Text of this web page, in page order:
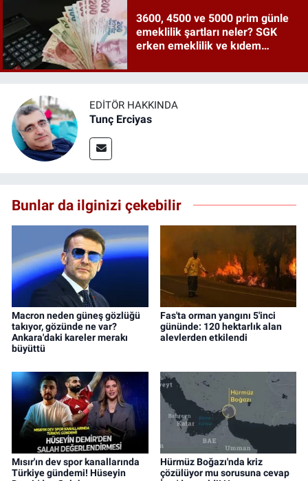
3600, 4500 ve 5000 prim günle
emeklilik şartları neler? SGK
erken emeklilik ve kıdem
EDITÖR HAKKINDA
Tunç Erciyas
Bunlar da ilginizi çekebilir
Macron neden güneş gözlüğü
takıyor, gözünde ne var?
Ankara'daki kareler merakı
büyüttü
Fas'ta orman yangını 5'inci
gününde: 120 hektarlık alan
alevlerden etkilendi
Mısır'ın dev spor kanallarında
Türkiye gündemi! Hüseyin
Hürmüz Boğazı'nda kriz
çözülüyor mu sorusuna cevap